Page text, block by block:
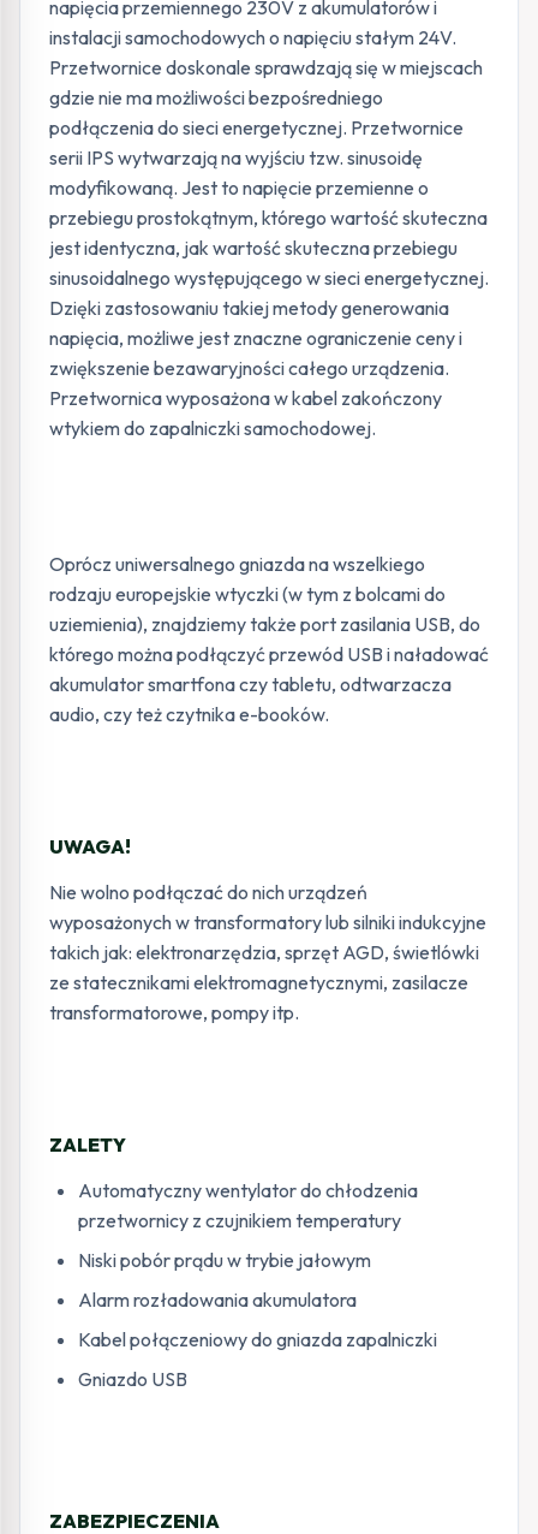
napięcia przemiennego 230V z akumulatorów i
instalacji samochodowych o napięciu stałym 24V.
Przetwornice doskonale sprawdzają się w miejscach
gdzie nie ma możliwości bezpośredniego
podłączenia do sieci energetycznej. Przetwornice
serii IPS wytwarzają na wyjściu tzw. sinusoidę
modyfikowaną. Jest to napięcie przemienne o
przebiegu prostokątnym, którego wartość skuteczna
jest identyczna, jak wartość skuteczna przebiegu
sinusoidalnego występującego w sieci energetycznej.
Dzięki zastosowaniu takiej metody generowania
napięcia, możliwe jest znaczne ograniczenie ceny i
zwiększenie bezawaryjności całego urządzenia.
Przetwornica wyposażona w kabel zakończony
wtykiem do zapalniczki samochodowej.
Oprócz uniwersalnego gniazda na wszelkiego
rodzaju europejskie wtyczki (w tym z bolcami do
uziemienia), znajdziemy także port zasilania USB, do
którego można podłączyć przewód USB i naładować
akumulator smartfona czy tabletu, odtwarzacza
audio, czy też czytnika e-booków.
UWAGA!
Nie wolno podłączać do nich urządzeń
wyposażonych w transformatory lub silniki indukcyjne
takich jak: elektronarzędzia, sprzęt AGD, świetlówki
ze statecznikami elektromagnetycznymi, zasilacze
transformatorowe, pompy itp.
ZALETY
Automatyczny wentylator do chłodzenia
przetwornicy z czujnikiem temperatury
Niski pobór prądu w trybie jałowym
Alarm rozładowania akumulatora
Kabel połączeniowy do gniazda zapalniczki
Gniazdo USB
ZABEZPIECZENIA